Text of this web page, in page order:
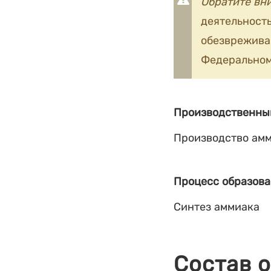
Производство
Процесс
Синтез аммиака
Состав